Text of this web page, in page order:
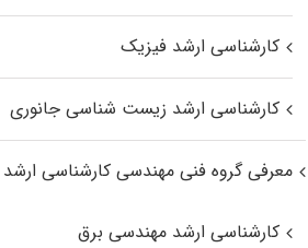
کارشناسی ارشد فیزیک
کارشناسی ارشد زیست‌ شناسی جانوری
معرفی گروه فنی مهندسی کارشناسی ارشد
کارشناسی ارشد مهندسی برق